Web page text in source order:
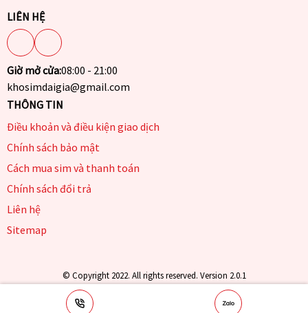
LIÊN HỆ
Giờ mở cửa:08:00 - 21:00
khosimdaigia@gmail.com
THÔNG TIN
Điều khoản và điều kiện giao dịch
Chính sách bảo mật
Cách mua sim và thanh toán
Chính sách đổi trả
Liên hệ
Sitemap
© Copyright 2022. All rights reserved. Version 2.0.1